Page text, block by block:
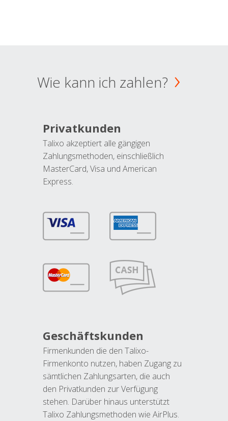
Wie kann ich zahlen?
Privatkunden
Talixo akzeptiert alle gängigen
Zahlungsmethoden, einschließlich
MasterCard, Visa und American
Express.
Geschäftskunden
Firmenkunden die den Talixo-
Firmenkonto nutzen, haben Zugang zu
sämtlichen Zahlungsarten, die auch
den Privatkunden zur Verfügung
stehen. Darüber hinaus unterstützt
Talixo Zahlungsmethoden wie AirPlus.